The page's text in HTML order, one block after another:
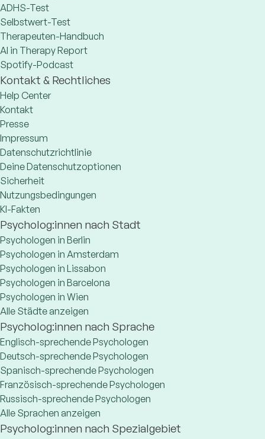
ADHS-Test
Selbstwert-Test
Therapeuten-Handbuch
AI in Therapy Report
Spotify-Podcast
Kontakt & Rechtliches
Help Center
Kontakt
Presse
Impressum
Datenschutzrichtlinie
Deine Datenschutzoptionen
Sicherheit
Nutzungsbedingungen
KI-Fakten
Psycholog:innen nach Stadt
Psychologen in Berlin
Psychologen in Amsterdam
Psychologen in Lissabon
Psychologen in Barcelona
Psychologen in Wien
Alle Städte anzeigen
Psycholog:innen nach Sprache
Englisch-sprechende Psychologen
Deutsch-sprechende Psychologen
Spanisch-sprechende Psychologen
Französisch-sprechende Psychologen
Russisch-sprechende Psychologen
Alle Sprachen anzeigen
Psycholog:innen nach Spezialgebiet